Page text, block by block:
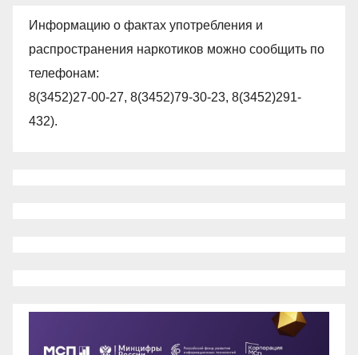
Информацию о фактах употребления и
распространения наркотиков можно сообщить по
телефонам:
8(3452)27-00-27, 8(3452)79-30-23, 8(3452)291-
432).